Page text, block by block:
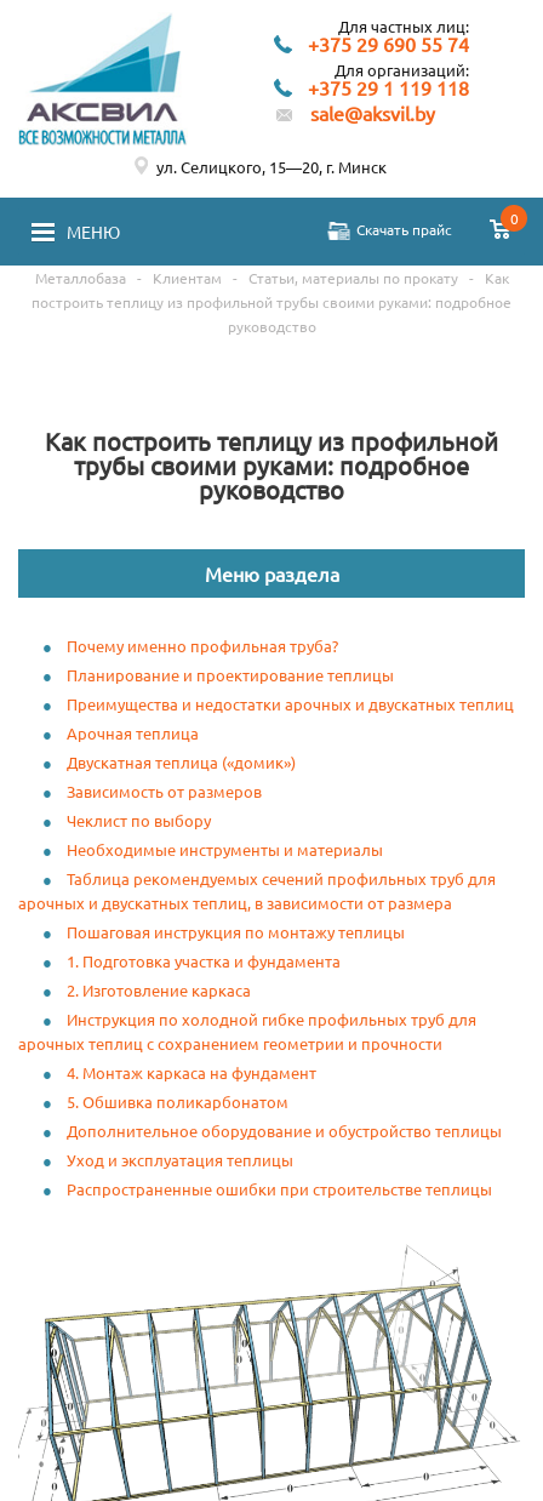
Для частных лиц:
+375 29 690 55 74
Для организаций:
+375 29 1 119 118
sale@aksvil.by
МЕНЮ Скачать прайс
0
ул. Селицкого, 15—20, г. Минск
Металлобаза - Клиентам - Статьи, материалы по прокату -
Как
построить теплицу из профильной трубы своими руками: подробное
руководство
Как построить теплицу из профильной
трубы своими руками: подробное
руководство
Меню раздела
Почему именно профильная труба?
Планирование и проектирование теплицы
Преимущества и недостатки арочных и двускатных теплиц
Арочная теплица
Двускатная теплица («домик»)
Зависимость от размеров
Чеклист по выбору
Необходимые инструменты и материалы
Таблица рекомендуемых сечений профильных труб для
арочных и двускатных теплиц, в зависимости от размера
Пошаговая инструкция по монтажу теплицы
1. Подготовка участка и фундамента
2. Изготовление каркаса
Инструкция по холодной гибке профильных труб для
арочных теплиц с сохранением геометрии и прочности
4. Монтаж каркаса на фундамент
5. Обшивка поликарбонатом
Дополнительное оборудование и обустройство теплицы
Уход и эксплуатация теплицы
Распространенные ошибки при строительстве теплицы